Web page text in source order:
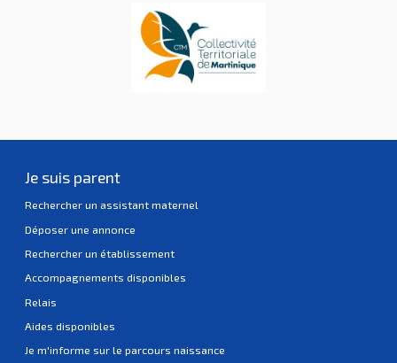
Je suis parent
Rechercher un assistant maternel
Déposer une annonce
Rechercher un établissement
Accompagnements disponibles
Relais
Aides disponibles
Je m'informe sur le parcours naissance